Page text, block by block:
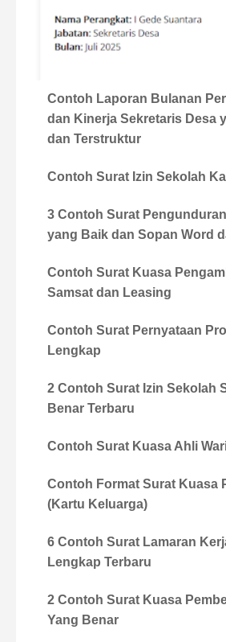
Contoh Laporan Bulanan
dan Kinerja Sekretaris Desa
dan Terstruktur
Contoh Surat Izin Sekolah
3 Contoh Surat
yang Baik dan Sopan Word
Contoh Surat Kuasa
Samsat dan Leasing
Contoh Surat Pernyataan
Lengkap
2 Contoh Surat Izin Sekolah
Benar Terbaru
Contoh Surat Kuasa Ahli
Contoh Format Surat Kuasa
(Kartu Keluarga)
6 Contoh Surat Lamaran
Lengkap Terbaru
2 Contoh Surat Kuasa
Yang Benar